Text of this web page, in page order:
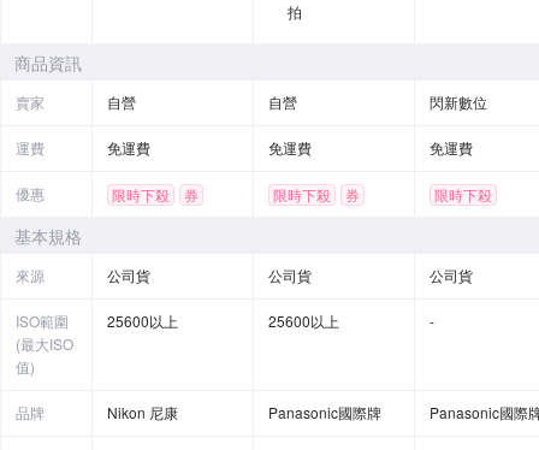
拍
商品資訊
賣家 自營 自營 閃新數位
運費 免運費 免運費 免運費
優惠 限時下殺 券 限時下殺 券 限時下殺
基本規格
來源 公司貨 公司貨 公司貨
ISO範圍
(最大ISO
值)
25600以上 25600以上 -
品牌 Nikon 尼康 Panasonic國際牌 Panasonic國際